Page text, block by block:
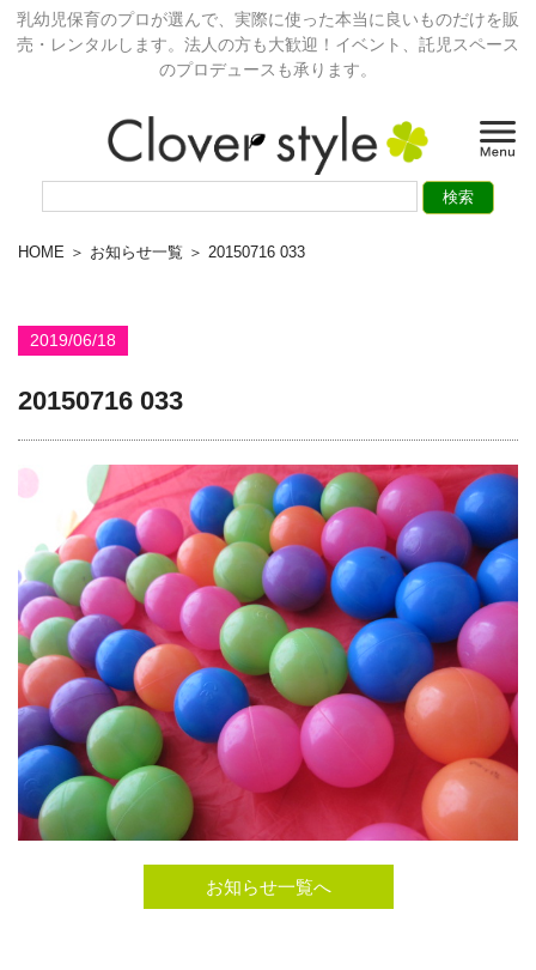
乳幼児保育のプロが選んで、実際に使った本当に良いものだけを販
売・レンタルします。法人の方も大歓迎！イベント、託児スペース
のプロデュースも承ります。
HOME ＞ お知らせ一覧 ＞ 20150716 033
2019/06/18
20150716 033
お知らせ一覧へ